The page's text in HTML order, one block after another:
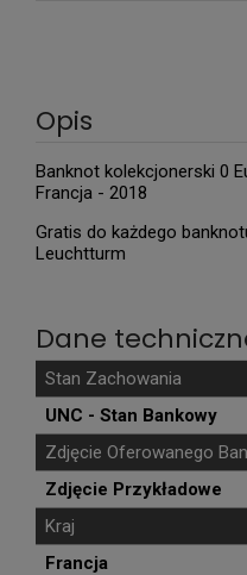
Opis
Banknot kolekcjonerski 0
Francja - 2018
Gratis do każdego
Leuchtturm
Dane
Stan Zachowania
UNC - Stan Bankowy
Zdjęcie Oferowanego
Zdjęcie Przykładowe
Kraj
Francja